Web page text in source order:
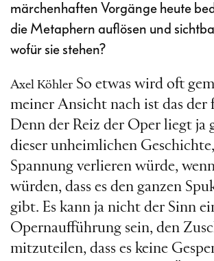
märchenhaften Vorgänge heute
die Metaphern auflösen und
wofür sie stehen?
Axel Köhler So etwas wird oft
meiner Ansicht nach ist das der
Denn der Reiz der Oper liegt ja
dieser unheimlichen
Spannung verlieren würde,
würden, dass es den ganzen
gibt. Es kann ja nicht der Sinn
Opernaufführung sein, den
mitzuteilen, dass es keine